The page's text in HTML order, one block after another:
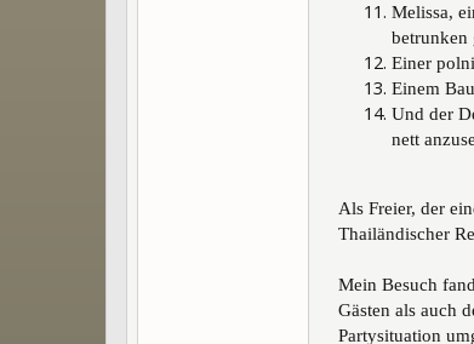
Melissa,
betrunken
Einer
Einem
Und der
nett
Als Freier, der
Thailändischer
Mein Besuch
Gästen als auch
Partysituation